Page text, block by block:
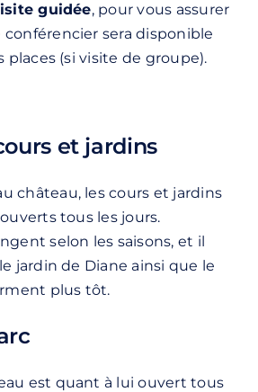
guidée, pour vous assurer
sera disponible
places (si visite de groupe).
et jardins
château, les cours et jardins
tous les jours.
selon les saisons, et il
jardin de Diane ainsi que le
plus tôt.
est quant à lui ouvert tous